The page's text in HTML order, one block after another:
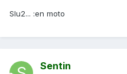
Slu2... :en moto
Sentin